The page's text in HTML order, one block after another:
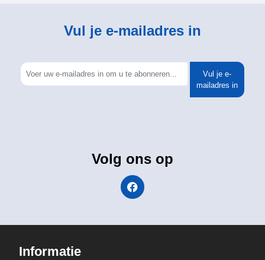
Vul je e-mailadres in
Vul je e-
mailadres in
Volg ons op
Informatie